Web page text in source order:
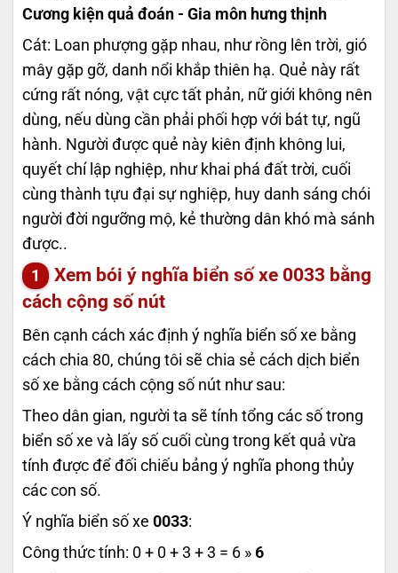
Cương kiện quả đoán - Gia môn hưng thịnh
Cát: Loan phượng gặp nhau, như rồng lên trời, gió
mây gặp gỡ, danh nổi khắp thiên hạ. Quẻ này rất
cứng rất nóng, vật cực tất phản, nữ giới không nên
dùng, nếu dùng cần phải phối hợp với bát tự, ngũ
hành. Người được quẻ này kiên định không lui,
quyết chí lập nghiệp, như khai phá đất trời, cuối
cùng thành tựu đại sự nghiệp, huy danh sáng chói
người đời ngưỡng mộ, kẻ thường dân khó mà sánh
được..
Xem bói ý nghĩa biển số xe 0033 bằng
cách cộng số nút
Bên cạnh cách xác định ý nghĩa biển số xe bằng
cách chia 80, chúng tôi sẽ chia sẻ cách dịch biển
số xe bằng cách cộng số nút như sau:
Theo dân gian, người ta sẽ tính tổng các số trong
biển số xe và lấy số cuối cùng trong kết quả vừa
tính được để đối chiếu bảng ý nghĩa phong thủy
các con số.
Ý nghĩa biển số xe 0033:
Công thức tính: 0 + 0 + 3 + 3 = 6 » 6